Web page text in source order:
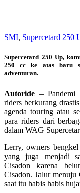
SMI, Supercetard 250
Supercetard 250 Up,
250 cc ke atas baru
adventuran.
Autoride – Pandemi
riders berkurang
agenda touring atau
para riders dari
dalam WAG
Lerry, owners
yang juga menjadi
Cisadon karena
Cisadon. Jalur menuju
saat itu habis habis